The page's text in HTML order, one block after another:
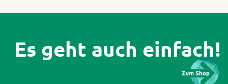
Kontakt
Es geht auch einfach!